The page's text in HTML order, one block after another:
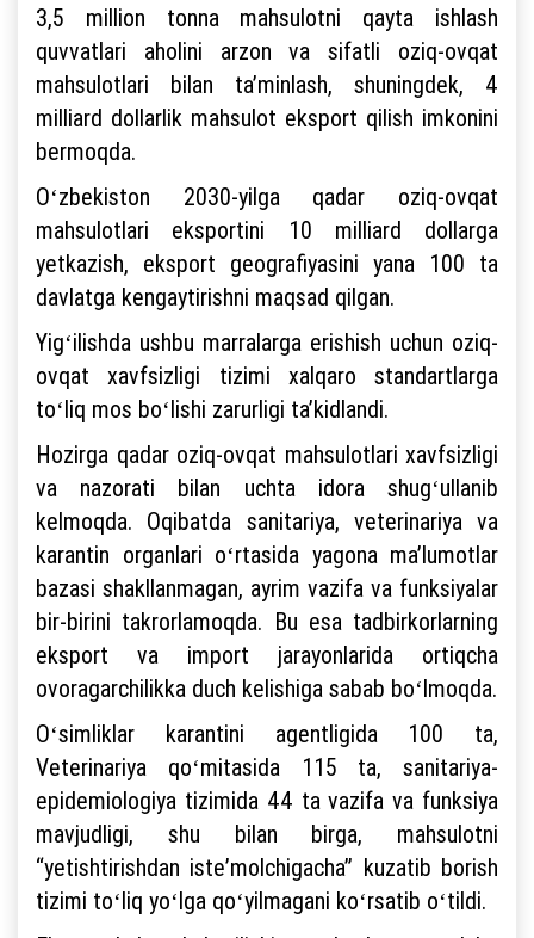
3,5 million tonna mahsulotni qayta ishlash
quvvatlari aholini arzon va sifatli oziq-ovqat
mahsulotlari bilan taʼminlash, shuningdek, 4
milliard dollarlik mahsulot eksport qilish imkonini
bermoqda.
Oʻzbekiston 2030-yilga qadar oziq-ovqat
mahsulotlari eksportini 10 milliard dollarga
yetkazish, eksport geografiyasini yana 100 ta
davlatga kengaytirishni maqsad qilgan.
Yigʻilishda ushbu marralarga erishish uchun oziq-
ovqat xavfsizligi tizimi xalqaro standartlarga
toʻliq mos boʻlishi zarurligi taʼkidlandi.
Hozirga qadar oziq-ovqat mahsulotlari xavfsizligi
va nazorati bilan uchta idora shugʻullanib
kelmoqda. Oqibatda sanitariya, veterinariya va
karantin organlari oʻrtasida yagona maʼlumotlar
bazasi shakllanmagan, ayrim vazifa va funksiyalar
bir-birini takrorlamoqda. Bu esa tadbirkorlarning
eksport va import jarayonlarida ortiqcha
ovoragarchilikka duch kelishiga sabab boʻlmoqda.
Oʻsimliklar karantini agentligida 100 ta,
Veterinariya qoʻmitasida 115 ta, sanitariya-
epidemiologiya tizimida 44 ta vazifa va funksiya
mavjudligi, shu bilan birga, mahsulotni
“yetishtirishdan isteʼmolchigacha” kuzatib borish
tizimi toʻliq yoʻlga qoʻyilmagani koʻrsatib oʻtildi.